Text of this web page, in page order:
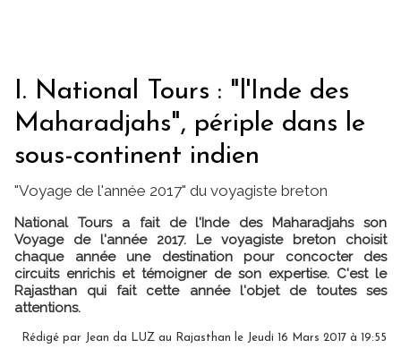
I. National Tours : "l'Inde des
Maharadjahs", périple dans le
sous-continent indien
"Voyage de l'année 2017" du voyagiste breton
National Tours a fait de l'Inde des Maharadjahs son
Voyage de l'année 2017. Le voyagiste breton choisit
chaque année une destination pour concocter des
circuits enrichis et témoigner de son expertise. C'est le
Rajasthan qui fait cette année l'objet de toutes ses
attentions.
Rédigé par Jean da LUZ au Rajasthan le Jeudi 16 Mars 2017 à 19:55